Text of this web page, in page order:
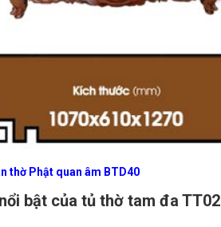
thờ Phật quan âm BTD40
bật của tủ thờ tam đa TT02